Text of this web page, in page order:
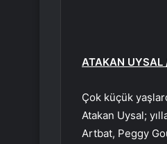
ATAKAN
Çok küçük
Atakan Uysal;
Artbat, Peggy